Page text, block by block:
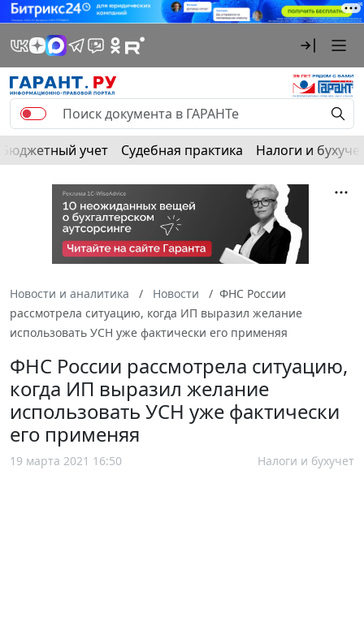
Бюджетный учет Судебная практика Налоги и
Новости и аналитика Новости
ФНС России
рассмотрела ситуацию, когда ИП выразил желание
использовать УСН уже фактически его применяя
ФНС России рассмотрела ситуацию,
когда ИП выразил желание
использовать УСН уже фактически
его применяя
19 марта 2021 16:50 Налоги и бухучет